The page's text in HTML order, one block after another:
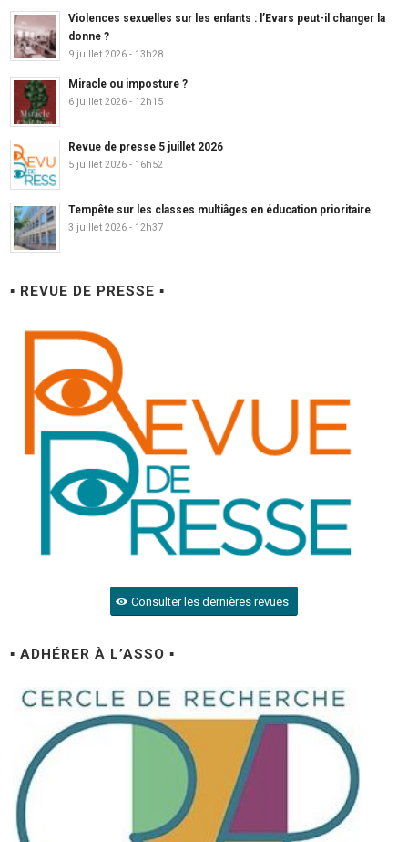
Violences sexuelles sur les enfants : l’Evars peut-il changer la
donne ?
9 juillet 2026 - 13h28
Miracle ou imposture ?
6 juillet 2026 - 12h15
Revue de presse 5 juillet 2026
5 juillet 2026 - 16h52
Tempête sur les classes multiâges en éducation prioritaire
3 juillet 2026 - 12h37
▪ REVUE DE PRESSE ▪
Consulter les dernières revues
▪ ADHÉRER À L’ASSO ▪